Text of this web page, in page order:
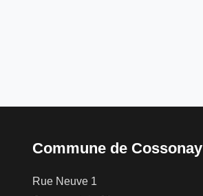
Commune de Cossonay
Rue Neuve 1